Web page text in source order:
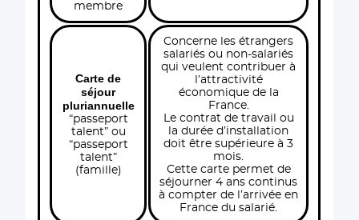
membre
Carte de
séjour
pluriannuelle
“passeport
talent” ou
“passeport
talent”
(famille)
Concerne les étrangers
salariés ou non-salariés
qui veulent contribuer à
l’attractivité
économique de la
France.
Le contrat de travail ou
la durée d’installation
doit être supérieure à 3
mois.
Cette carte permet de
séjourner 4 ans continus
à compter de l’arrivée en
France du salarié.